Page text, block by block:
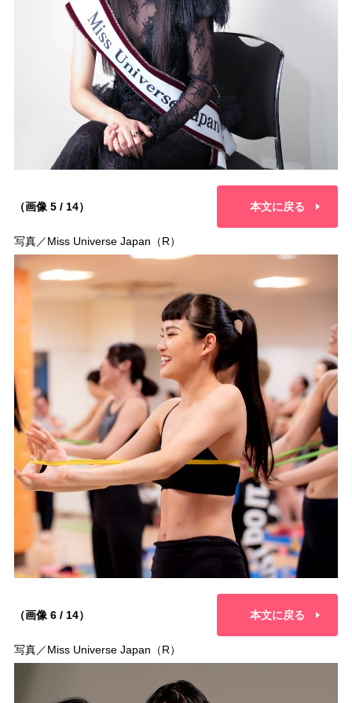
（画像 5 / 14） 本文に戻る
写真／Miss Universe Japan（R）
（画像 6 / 14） 本文に戻る
写真／Miss Universe Japan（R）